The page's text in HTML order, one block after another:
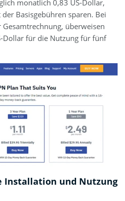
monatlich 0,83 US-Dollar,
Basisgebühren sparen. Bei
überweisen
Dollar für die Nutzung für fünf
und Nutzung